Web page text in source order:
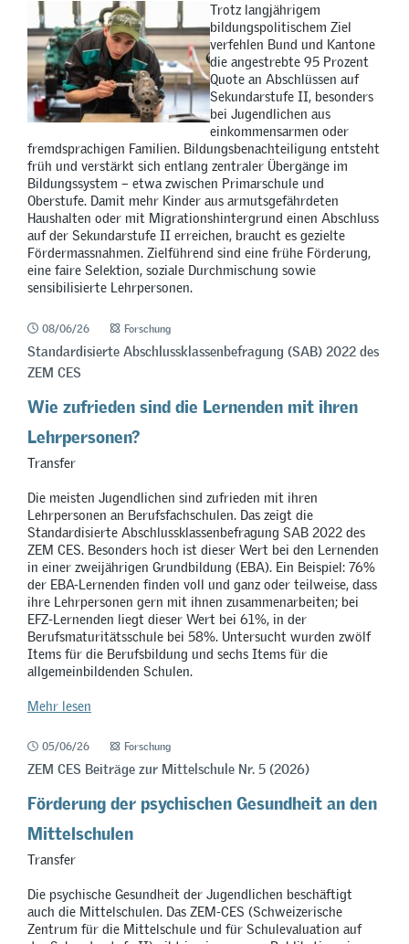
Trotz langjährigem
bildungspolitischem Ziel
verfehlen Bund und Kantone
die angestrebte 95 Prozent
Quote an Abschlüssen auf
Sekundarstufe II, besonders
bei Jugendlichen aus
einkommensarmen oder
fremdsprachigen Familien. Bildungsbenachteiligung entsteht
früh und verstärkt sich entlang zentraler Übergänge im
Bildungssystem – etwa zwischen Primarschule und
Oberstufe. Damit mehr Kinder aus armutsgefährdeten
Haushalten oder mit Migrationshintergrund einen Abschluss
auf der Sekundarstufe II erreichen, braucht es gezielte
Fördermassnahmen. Zielführend sind eine frühe Förderung,
eine faire Selektion, soziale Durchmischung sowie
sensibilisierte Lehrpersonen.
08/06/26 Forschung
Standardisierte Abschlussklassenbefragung (SAB) 2022 des
ZEM CES
Wie zufrieden sind die Lernenden mit ihren
Lehrpersonen?
Transfer
Die meisten Jugendlichen sind zufrieden mit ihren
Lehrpersonen an Berufsfachschulen. Das zeigt die
Standardisierte Abschlussklassenbefragung SAB 2022 des
ZEM CES. Besonders hoch ist dieser Wert bei den Lernenden
in einer zweijährigen Grundbildung (EBA). Ein Beispiel: 76%
der EBA-Lernenden finden voll und ganz oder teilweise, dass
ihre Lehrpersonen gern mit ihnen zusammenarbeiten; bei
EFZ-Lernenden liegt dieser Wert bei 61%, in der
Berufsmaturitätsschule bei 58%. Untersucht wurden zwölf
Items für die Berufsbildung und sechs Items für die
allgemeinbildenden Schulen.
Mehr lesen
05/06/26 Forschung
ZEM CES Beiträge zur Mittelschule Nr. 5 (2026)
Förderung der psychischen Gesundheit an den
Mittelschulen
Transfer
Die psychische Gesundheit der Jugendlichen beschäftigt
auch die Mittelschulen. Das ZEM-CES (Schweizerische
Zentrum für die Mittelschule und für Schulevaluation auf